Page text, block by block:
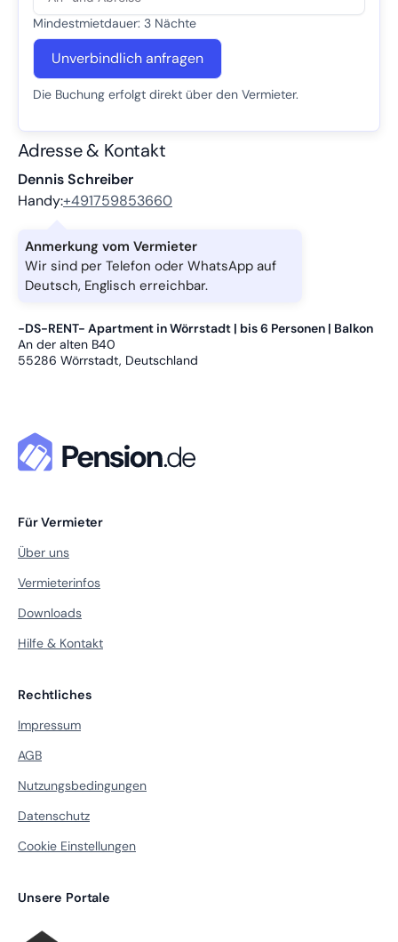
Mindestmietdauer: 3 Nächte
Unverbindlich anfragen
Die Buchung erfolgt direkt über den Vermieter.
Adresse & Kontakt
Dennis Schreiber
Handy:+491759853660
Anmerkung vom Vermieter
Wir sind per Telefon oder WhatsApp auf
Deutsch, Englisch erreichbar.
-DS-RENT- Apartment in Wörrstadt | bis 6 Personen | Balkon
An der alten B40
55286 Wörrstadt, Deutschland
Für Vermieter
Über uns
Vermieterinfos
Downloads
Hilfe & Kontakt
Rechtliches
Impressum
AGB
Nutzungsbedingungen
Datenschutz
Cookie Einstellungen
Unsere Portale